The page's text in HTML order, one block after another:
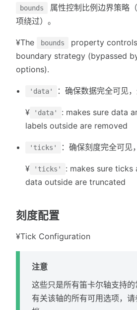
bounds 属性控制比例边界策略
项绕过）。
¥The bounds
property
boundary strategy (bypassed
options).
'data' ：确保数据完全可见
¥ 'data'
: makes sure data
labels outside are removed
'ticks' ：确保刻度完全可见
¥ 'ticks'
: makes sure ticks
data outside are truncated
刻度配置
¥Tick Configuration
注意
这些只是所有笛卡尔轴支持的
有关该轴的所有可用选项，